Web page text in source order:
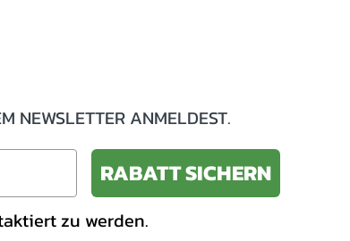
NEWSLETTER ANMELDEST.
RABATT SICHERN
zu werden.